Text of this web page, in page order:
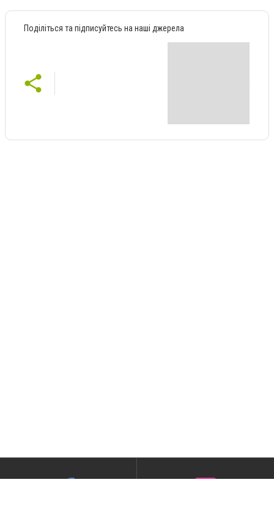
Поділіться та підписуйтесь на наші джерела